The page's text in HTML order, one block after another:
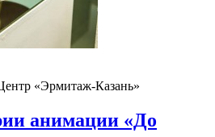
«Эрмитаж-Казань»
анимации «До